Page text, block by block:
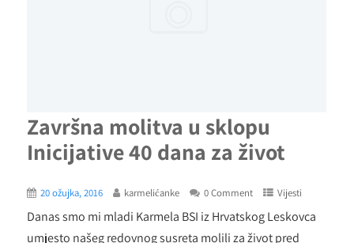
Završna molitva u sklopu
Inicijative 40 dana za život
20 ožujka, 2016 karmelićanke 0 Comment Vijesti
Danas smo mi mladi Karmela BSI iz Hrvatskog Leskovca
umjesto našeg redovnog susreta molili za život pred